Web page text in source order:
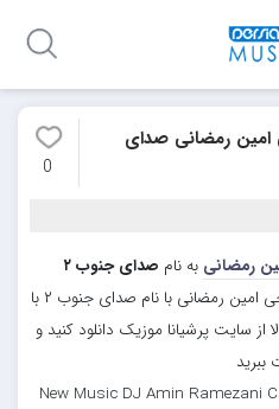
امین رمضانی صدای
0
رمضانی به نام صدای جنوب ۲
موزیک بسیار زیبا و شنیدنی از دی جی امین رمضانی با نام صدای جنوب ۲ با
سایت پرشیانا موزیک دانلود کنید و
ببرید
New Music DJ Amin Ramezani